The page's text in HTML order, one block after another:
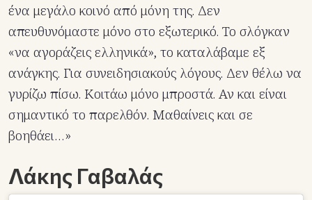
ένα μεγάλο κοινό από μόνη της. Δεν
απευθυνόμαστε μόνο στο εξωτερικό. Το σλόγκαν
«να αγοράζεις ελληνικά», το καταλάβαμε εξ
ανάγκης. Για συνειδησιακούς λόγους. Δεν θέλω να
γυρίζω πίσω. Κοιτάω μόνο μπροστά. Αν και είναι
σημαντικό το παρελθόν. Μαθαίνεις και σε
βοηθάει…»
Λάκης Γαβαλάς